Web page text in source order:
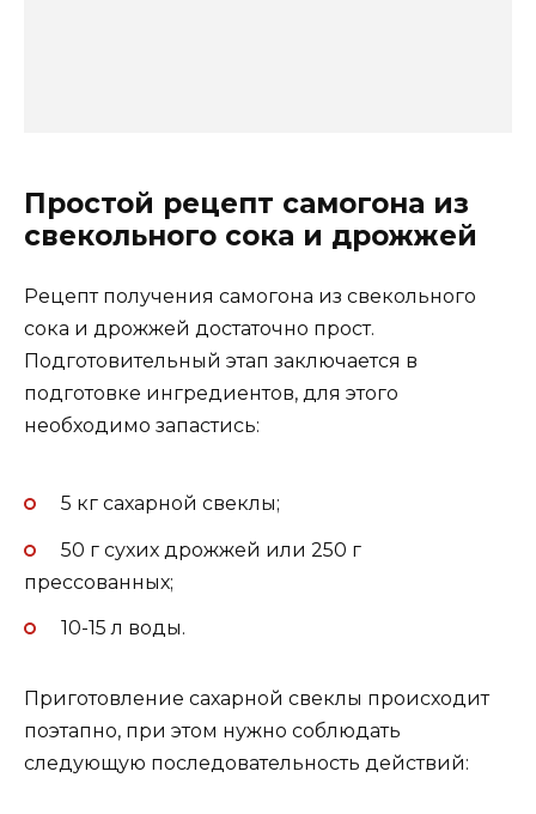
Простой рецепт самогона из
свекольного сока и дрожжей
Рецепт получения самогона из свекольного
сока и дрожжей достаточно прост.
Подготовительный этап заключается в
подготовке ингредиентов, для этого
необходимо запастись:
5 кг сахарной свеклы;
50 г сухих дрожжей или 250 г
прессованных;
10-15 л воды.
Приготовление сахарной свеклы происходит
поэтапно, при этом нужно соблюдать
следующую последовательность действий: